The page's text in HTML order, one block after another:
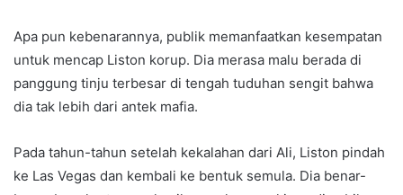
Apa pun kebenarannya, publik memanfaatkan kesempatan
untuk mencap Liston korup. Dia merasa malu berada di
panggung tinju terbesar di tengah tuduhan sengit bahwa
dia tak lebih dari antek mafia.
Pada tahun-tahun setelah kekalahan dari Ali, Liston pindah
ke Las Vegas dan kembali ke bentuk semula. Dia benar-